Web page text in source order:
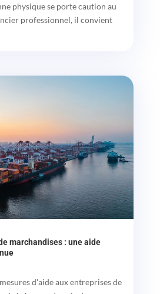
physique se porte caution au
professionnel, il convient
marchandises : une aide
d'aide aux entreprises de